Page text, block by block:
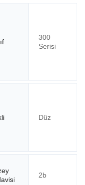
300
Serisi
Düz
2b